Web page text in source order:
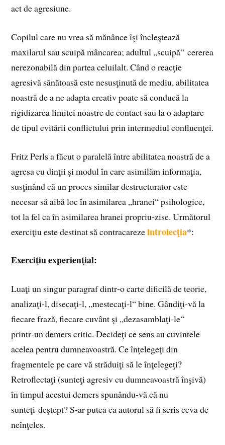
act de agresiune.
Copilul care nu vrea să mănânce îşi încleştează
maxilarul sau scuipă mâncarea; adultul „scuipă“ cererea
nerezonabilă din partea celuilalt. Când o reacţie
agresivă sănătoasă este nesusţinută de mediu, abilitatea
noastră de a ne adapta creativ poate să conducă la
rigidizarea limitei noastre de contact sau la o adaptare
de tipul evitării conflictului prin intermediul confluenţei.
Fritz Perls a făcut o paralelă între abilitatea noastră de a
agresa cu dinţii şi modul în care asimilăm informaţia,
susţinând că un proces similar destructurator este
necesar să aibă loc în asimilarea „hranei“ psihologice,
tot la fel ca în asimilarea hranei propriu‑zise. Următorul
exerciţiu este destinat să contracarezeintroiecţia*:
Exerciţiu experienţial:
Luaţi un singur paragraf dintr‑o carte dificilă de teorie,
analizaţi‑l, disecaţi‑l, „mestecaţi‑l“ bine. Gândiţi‑vă la
fiecare frază, fiecare cuvânt şi „dezasamblaţi‑le“
printr‑un demers critic. Decideţi ce sens au cuvintele
acelea pentru dumneavoastră. Ce înţelegeţi din
fragmentele pe care vă străduiţi să le înţelegeţi?
Retroflectaţi (sunteţi agresiv cu dumneavoastră înşivă)
în timpul acestui demers spunându‑vă că nu
sunteţi deştept? S‑ar putea ca autorul să fi scris ceva de
neînţeles.